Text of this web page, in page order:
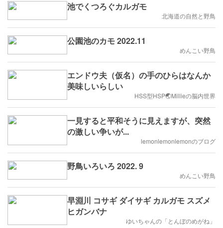
池でくつろぐカルガモ
北海道の自然と野鳥
公園池のカモ 2022.11
めんこい野鳥
エンドウ夫（仮名）の手のひらはなんか
美味しいらしい
HSS型HSP🌏Millieの脳内世界
一見すると平和そうに見えますが、突然
の激しい争いが...
lemonlemonlemonのブログ
野鳥いろいろ 2022. 9
めんこい野鳥
早淵川 コサギ ダイサギ カルガモ スズメ
ヒガンバナ
ゆいちゃんの「とんぼのめがね」